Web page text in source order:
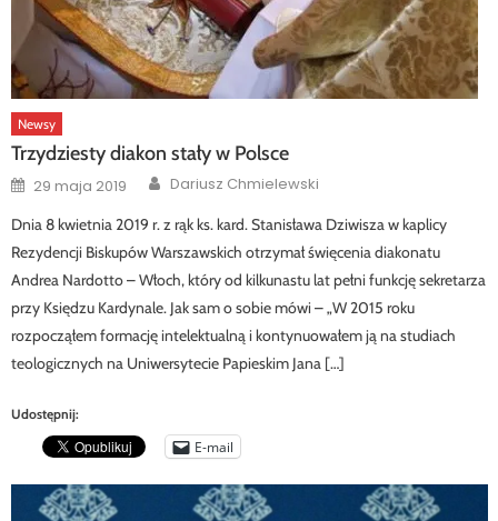
Newsy
Trzydziesty diakon stały w Polsce
Posted
on
29 maja 2019 Author
Dariusz Chmielewski
Dnia 8 kwietnia 2019 r. z rąk ks. kard. Stanisława Dziwisza w kaplicy
Rezydencji Biskupów Warszawskich otrzymał święcenia diakonatu
Andrea Nardotto – Włoch, który od kilkunastu lat pełni funkcję sekretarza
przy Księdzu Kardynale. Jak sam o sobie mówi – „W 2015 roku
rozpocząłem formację intelektualną i kontynuowałem ją na studiach
teologicznych na Uniwersytecie Papieskim Jana […]
Udostępnij:
E-mail